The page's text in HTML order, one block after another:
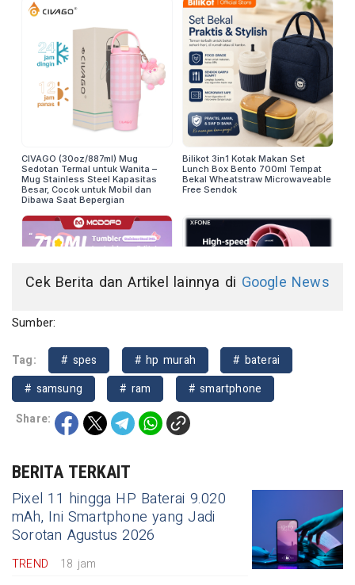
Cek Berita dan Artikel lainnya di Google News
Sumber:
Tag: # spes # hp murah
# baterai
# samsung
# ram
# smartphone
Share:
BERITA TERKAIT
Pixel 11 hingga HP Baterai 9.020
mAh, Ini Smartphone yang Jadi
Sorotan Agustus 2026
TREND 18 jam